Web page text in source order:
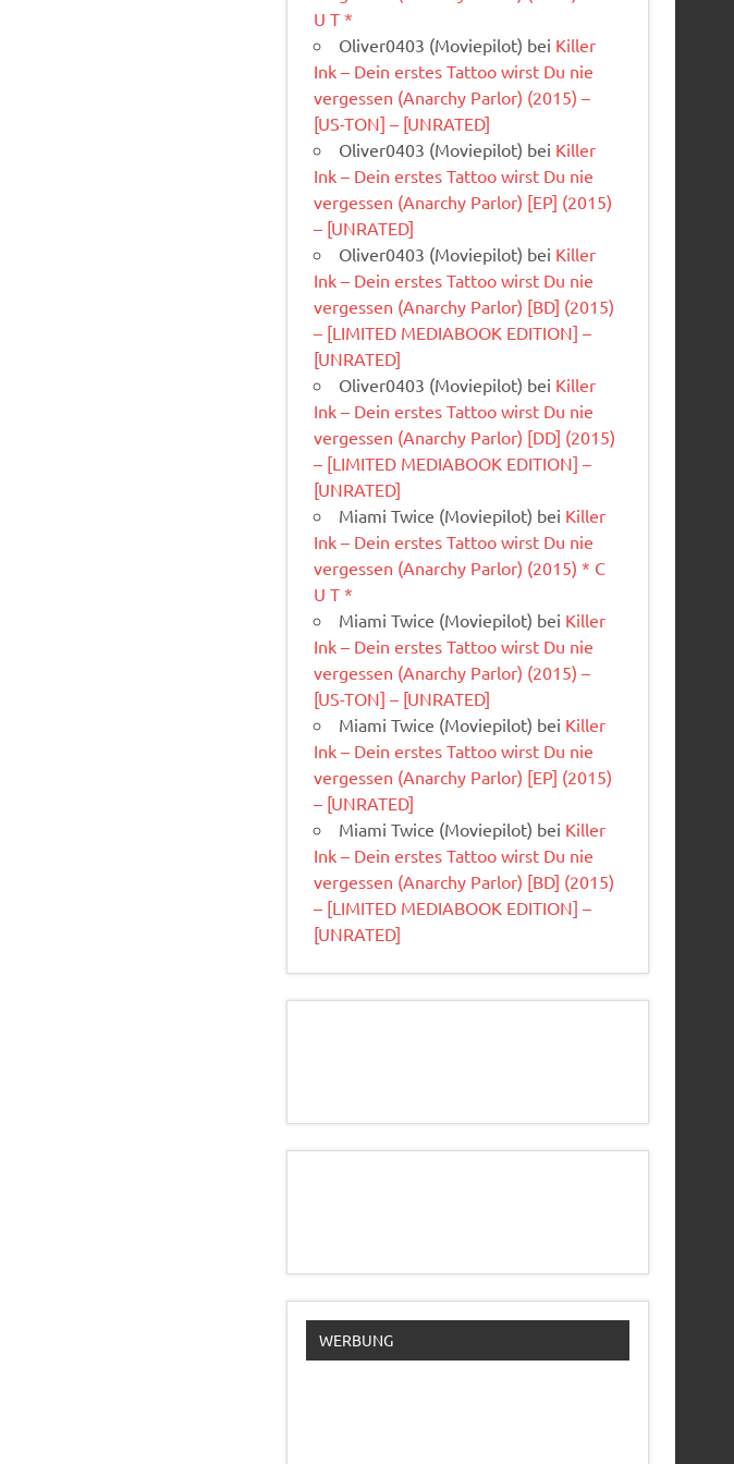
U T *
Oliver0403 (Moviepilot) bei Killer
Ink – Dein erstes Tattoo wirst Du nie
vergessen (Anarchy Parlor) (2015) –
[US-TON] – [UNRATED]
Oliver0403 (Moviepilot) bei Killer
Ink – Dein erstes Tattoo wirst Du nie
vergessen (Anarchy Parlor) [EP] (2015)
– [UNRATED]
Oliver0403 (Moviepilot) bei Killer
Ink – Dein erstes Tattoo wirst Du nie
vergessen (Anarchy Parlor) [BD] (2015)
– [LIMITED MEDIABOOK EDITION] –
[UNRATED]
Oliver0403 (Moviepilot) bei Killer
Ink – Dein erstes Tattoo wirst Du nie
vergessen (Anarchy Parlor) [DD] (2015)
– [LIMITED MEDIABOOK EDITION] –
[UNRATED]
Miami Twice (Moviepilot) bei Killer
Ink – Dein erstes Tattoo wirst Du nie
vergessen (Anarchy Parlor) (2015) * C
U T *
Miami Twice (Moviepilot) bei Killer
Ink – Dein erstes Tattoo wirst Du nie
vergessen (Anarchy Parlor) (2015) –
[US-TON] – [UNRATED]
Miami Twice (Moviepilot) bei Killer
Ink – Dein erstes Tattoo wirst Du nie
vergessen (Anarchy Parlor) [EP] (2015)
– [UNRATED]
Miami Twice (Moviepilot) bei Killer
Ink – Dein erstes Tattoo wirst Du nie
vergessen (Anarchy Parlor) [BD] (2015)
– [LIMITED MEDIABOOK EDITION] –
[UNRATED]
WERBUNG